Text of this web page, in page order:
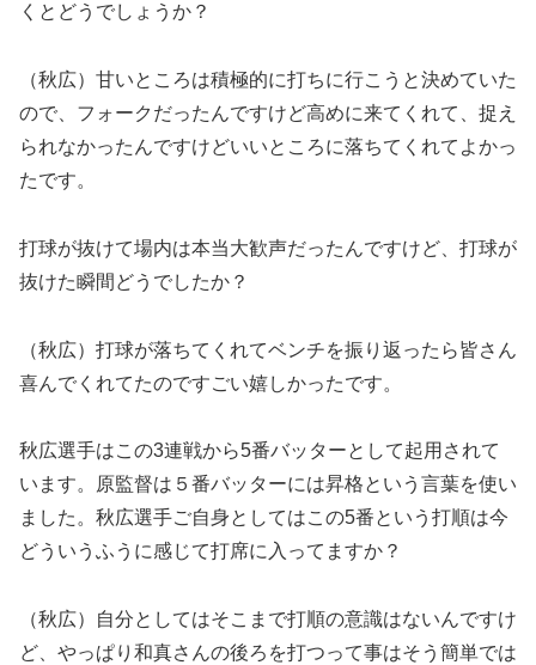
くとどうでしょうか？
（秋広）甘いところは積極的に打ちに行こうと決めていた
ので、フォークだったんですけど高めに来てくれて、捉え
られなかったんですけどいいところに落ちてくれてよかっ
たです。
打球が抜けて場内は本当大歓声だったんですけど、打球が
抜けた瞬間どうでしたか？
（秋広）打球が落ちてくれてベンチを振り返ったら皆さん
喜んでくれてたのですごい嬉しかったです。
秋広選手はこの3連戦から5番バッターとして起用されて
います。原監督は５番バッターには昇格という言葉を使い
ました。秋広選手ご自身としてはこの5番という打順は今
どういうふうに感じて打席に入ってますか？
（秋広）自分としてはそこまで打順の意識はないんですけ
ど、やっぱり和真さんの後ろを打つって事はそう簡単では